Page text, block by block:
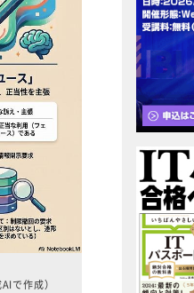
で作成）